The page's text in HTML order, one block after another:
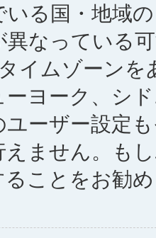
いる国・地域
異なっている
イムゾーン
ーヨーク、シ
ユーザー設定
ません。も
ことをお勧